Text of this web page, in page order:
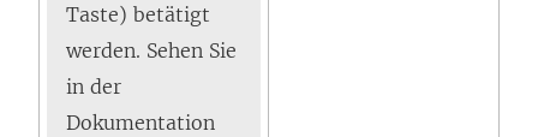
Taste) betätigt
werden. Sehen Sie
in der
Dokumentation